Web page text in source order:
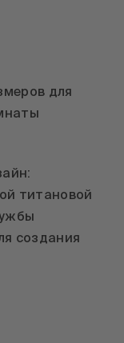
для
титановой
создания